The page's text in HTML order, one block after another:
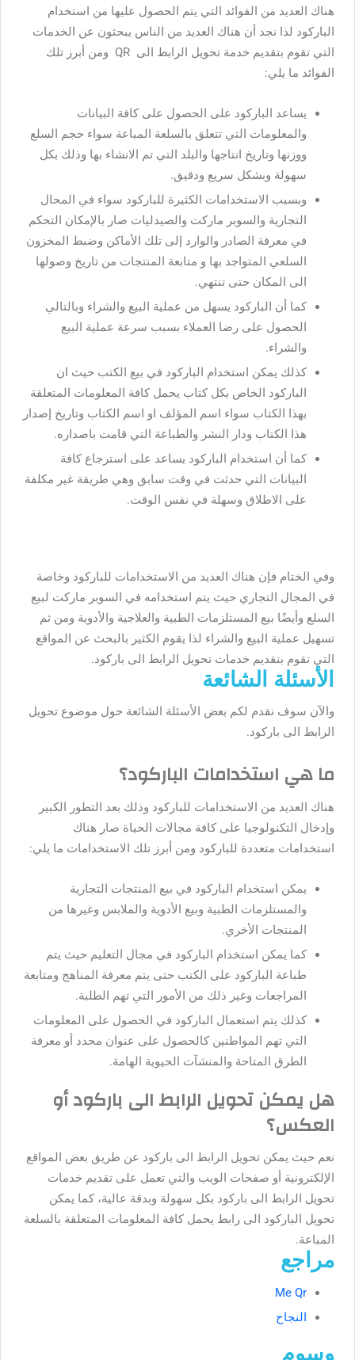
هناك العديد من الفوائد التي يتم الحصول عليها من استخدام
الباركود لذا نجد أن هناك العديد من الناس يبحثون عن الخدمات
التي تقوم بتقديم خدمة تحويل الرابط الى QR ومن أبرز تلك
الفوائد ما يلي:
يساعد الباركود على الحصول على كافة البيانات
والمعلومات التي تتعلق بالسلعة المباعة سواء حجم السلع
ووزنها وتاريخ انتاجها والبلد التي تم الانشاء بها وذلك بكل
سهولة وبشكل سريع ودقيق.
وبسبب الاستخدامات الكثيرة للباركود سواء في المحال
التجارية والسوبر ماركت والصيدليات صار بالإمكان التحكم
في معرفة الصادر والوارد إلى تلك الأماكن وضبط المخزون
السلعي المتواجد بها و متابعة المنتجات من تاريخ وصولها
الى المكان حتى تنتهي.
كما أن الباركود يسهل من عملية البيع والشراء وبالتالي
الحصول على رضا العملاء بسبب سرعة عملية البيع
والشراء.
كذلك يمكن استخدام الباركود في بيع الكتب حيث ان
الباركود الخاص بكل كتاب يحمل كافة المعلومات المتعلقة
بهذا الكتاب سواء اسم المؤلف او اسم الكتاب وتاريخ إصدار
هذا الكتاب ودار النشر والطباعة التي قامت باصداره.
كما أن استخدام الباركود يساعد على استرجاع كافة
البيانات التي حدثت في وقت سابق وهي طريقة غير مكلفة
على الاطلاق وسهلة في نفس الوقت.
وفي الختام فإن هناك العديد من الاستخدامات للباركود وخاصة
في المجال التجاري حيث يتم استخدامه في السوبر ماركت لبيع
السلع وأيضًا بيع المستلزمات الطبية والعلاجية والأدوية ومن ثم
تسهيل عملية البيع والشراء لذا يقوم الكثير بالبحث عن المواقع
التي تقوم بتقديم خدمات تحويل الرابط الى باركود.
الأسئلة الشائعة
والآن سوف نقدم لكم بعض الأسئلة الشائعة حول موضوع تحويل
الرابط الى باركود.
ما هي استخدامات الباركود؟
هناك العديد من الاستخدامات للباركود وذلك بعد التطور الكبير
وإدخال التكنولوجيا على كافة مجالات الحياة صار هناك
استخدامات متعددة للباركود ومن أبرز تلك الاستخدامات ما يلي:
يمكن استخدام الباركود في بيع المنتجات التجارية
والمستلزمات الطبية وبيع الأدوية والملابس وغيرها من
المنتجات الأخري.
كما يمكن استخدام الباركود في مجال التعليم حيث يتم
طباعة الباركود على الكتب حتى يتم معرفة المناهج ومتابعة
المراجعات وغير ذلك من الأمور التي تهم الطلبة.
كذلك يتم استعمال الباركود في الحصول على المعلومات
التي تهم المواطنين كالحصول على عنوان محدد أو معرفة
الطرق المتاحة والمنشآت الحيوية الهامة.
هل يمكن تحويل الرابط الى باركود أو
العكس؟
نعم حيث يمكن تحويل الرابط الى باركود عن طريق بعض المواقع
الإلكترونية أو صفحات الويب والتي تعمل على تقديم خدمات
تحويل الرابط الى باركود بكل سهولة وبدقة عالية، كما يمكن
تحويل الباركود الى رابط يحمل كافة المعلومات المتعلقة بالسلعة
المباعة.
مراجع
Me Qr
النجاح
وسوم